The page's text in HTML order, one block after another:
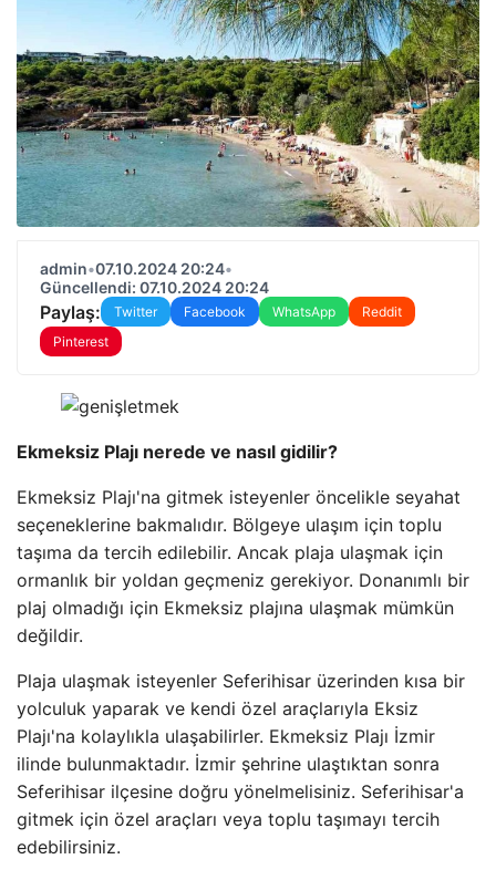
admin•07.10.2024 20:24•
Güncellendi: 07.10.2024 20:24
Paylaş: Twitter Facebook WhatsApp
Reddit
Pinterest
Ekmeksiz Plajı nerede ve nasıl gidilir?
Ekmeksiz Plajı'na gitmek isteyenler öncelikle seyahat
seçeneklerine bakmalıdır. Bölgeye ulaşım için toplu
taşıma da tercih edilebilir. Ancak plaja ulaşmak için
ormanlık bir yoldan geçmeniz gerekiyor. Donanımlı bir
plaj olmadığı için Ekmeksiz plajına ulaşmak mümkün
değildir.
Plaja ulaşmak isteyenler Seferihisar üzerinden kısa bir
yolculuk yaparak ve kendi özel araçlarıyla Eksiz
Plajı'na kolaylıkla ulaşabilirler. Ekmeksiz Plajı İzmir
ilinde bulunmaktadır. İzmir şehrine ulaştıktan sonra
Seferihisar ilçesine doğru yönelmelisiniz. Seferihisar'a
gitmek için özel araçları veya toplu taşımayı tercih
edebilirsiniz.